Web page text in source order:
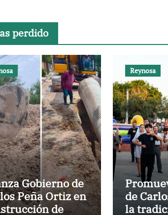
perdido
Gobierno de
Peña Ortiz en
de
Reynosa
de
la